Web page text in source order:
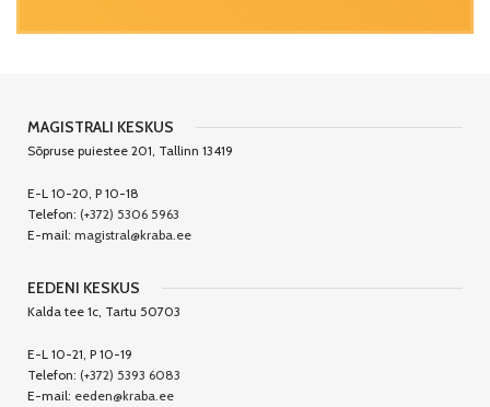
MAGISTRALI KESKUS
Sõpruse puiestee 201, Tallinn 13419
E-L 10-20, P 10-18
Telefon: (+372) 5306 5963
E-mail: magistral@kraba.ee
EEDENI KESKUS
Kalda tee 1c, Tartu 50703
E-L 10-21, P 10-19
Telefon: (+372) 5393 6083
E-mail: eeden@kraba.ee